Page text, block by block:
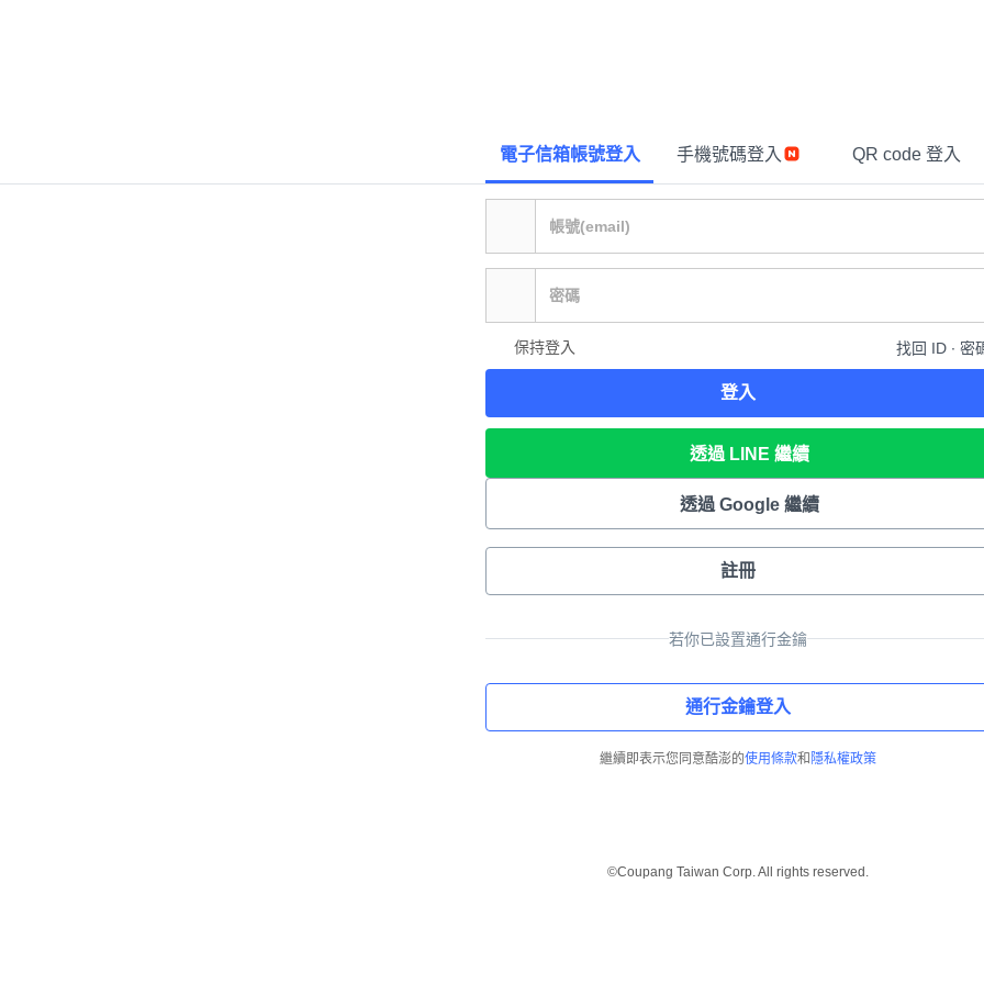
電子信箱帳號登入 手機號碼登入 QR code 登入
保持登入 找回 ID ∙ 密
登入
透過 LINE 繼續
透過 Google 繼續
註冊
若你已設置通行金鑰
通行金鑰登入
繼續即表示您同意酷澎的使用條款和 隱私權政策
©Coupang Taiwan Corp. All rights reserved.